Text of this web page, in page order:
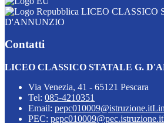
LICEO CLASSICO
D'ANNUNZIO
Contatti
LICEO CLASSICO STATALE G.
Via Venezia, 41 - 65121 Pescara
Tel: 085-4210351
Email: pepc010009@istruzione.it
PEC: pepc010009@pec.istruzione.it